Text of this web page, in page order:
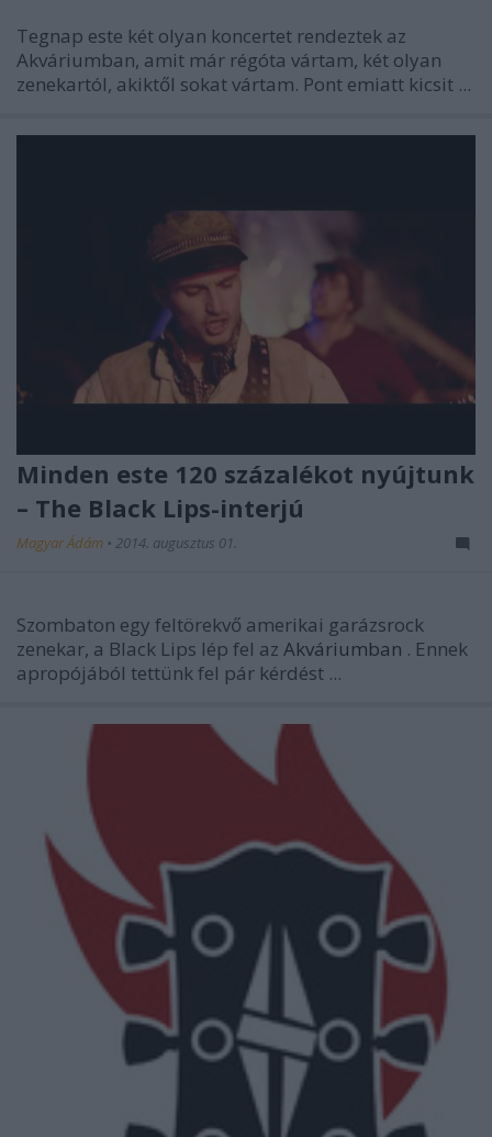
Tegnap este két olyan koncertet rendeztek az
Akváriumban, amit már régóta vártam, két olyan
zenekartól, akiktől sokat vártam. Pont emiatt kicsit ...
Minden este 120 százalékot nyújtunk
– The Black Lips-interjú
Magyar Ádám • 2014. augusztus 01.
Szombaton egy feltörekvő amerikai garázsrock
zenekar, a Black Lips lép fel az Akváriumban . Ennek
apropójából tettünk fel pár kérdést ...